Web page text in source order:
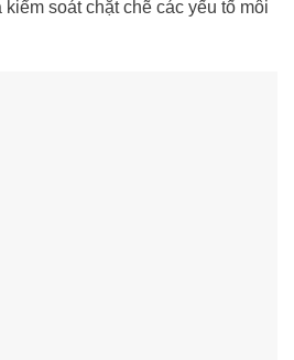
soát chặt chẽ các yếu tố môi